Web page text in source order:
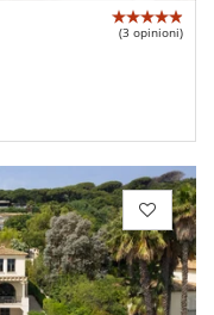
(3 opinioni)